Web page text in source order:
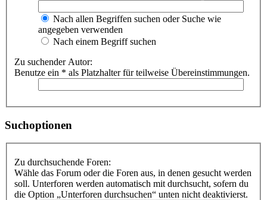
Nach allen Begriffen suchen oder Suche wie
angegeben verwenden
Nach einem Begriff suchen
Zu suchender Autor:
Benutze ein * als Platzhalter für teilweise Übereinstimmungen.
Suchoptionen
Zu durchsuchende Foren:
Wähle das Forum oder die Foren aus, in denen gesucht werden
soll. Unterforen werden automatisch mit durchsucht, sofern du
die Option „Unterforen durchsuchen“ unten nicht deaktivierst.